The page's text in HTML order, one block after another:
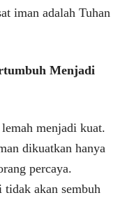
iman adalah Tuhan
Menjadi
menjadi kuat.
dikuatkan hanya
percaya.
tidak akan sembuh